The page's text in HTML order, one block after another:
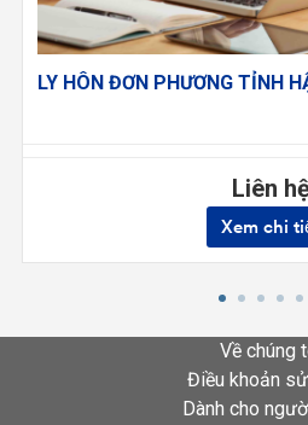
LY HÔN ĐƠN PHƯƠNG TỈNH
Liên
Xem chi
Về chúng
Điều khoản
Dành cho